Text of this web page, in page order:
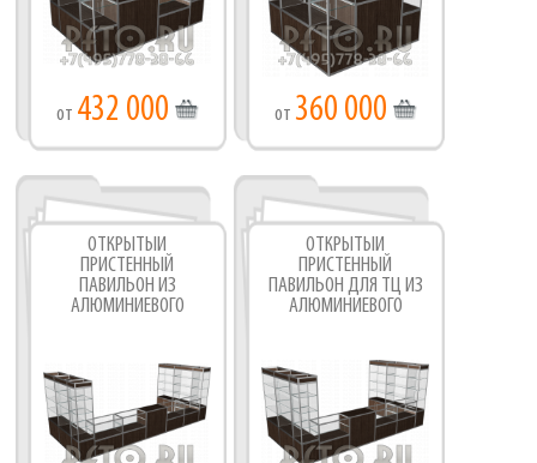
от 432 000 от 360 000
ОТКРЫТЫЙ
ПРИСТЕННЫЙ
ПАВИЛЬОН ИЗ
АЛЮМИНИЕВОГО
ОТКРЫТЫЙ
ПРИСТЕННЫЙ
ПАВИЛЬОН ДЛЯ ТЦ ИЗ
АЛЮМИНИЕВОГО